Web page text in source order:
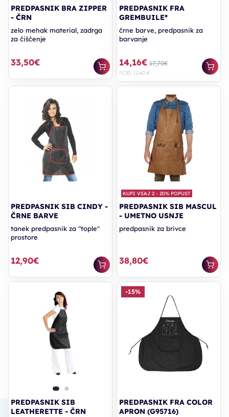
PREDPASNIK BRA ZIPPER
- ČRN
zelo mehak material, zadrga
za čiščenje
33,50€
PREDPASNIK FRA
GREMBUILE*
črne barve, predpasnik za
barvanje
14,16€ 17,70€
PC30: 12,40 €
PREDPASNIK SIB CINDY -
ČRNE BARVE
tanek predpasnik za "tople"
prostore
12,90€
KUPI VSAJ 2 - 20% POPUST
PREDPASNIK SIB MASCUL
- UMETNO USNJE
predpasnik za brivce
38,80€
PREDPASNIK SIB
LEATHERETTE - ČRN
-15%
PREDPASNIK FRA COLOR
APRON (G95716)